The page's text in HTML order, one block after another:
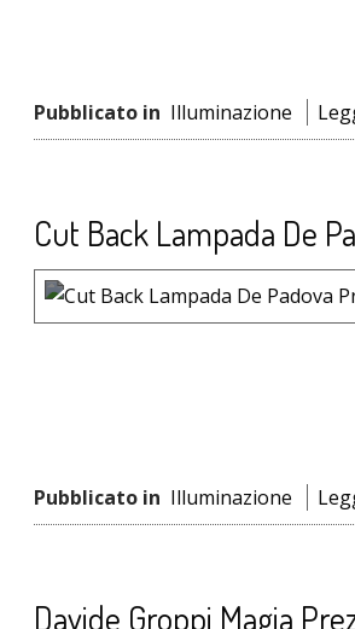
Pubblicato in Illuminazione
Cut Back Lampada De
Pubblicato in Illuminazione
Davide Groppi Magia